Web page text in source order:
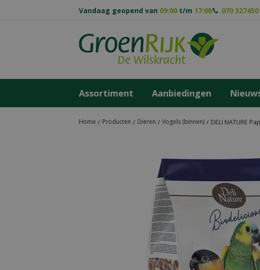
Home Producten Dieren Vogels (binnen) DELI NATURE
Vandaag geopend van 09:00 t/m 17:00 070
Assortiment Aanbiedingen